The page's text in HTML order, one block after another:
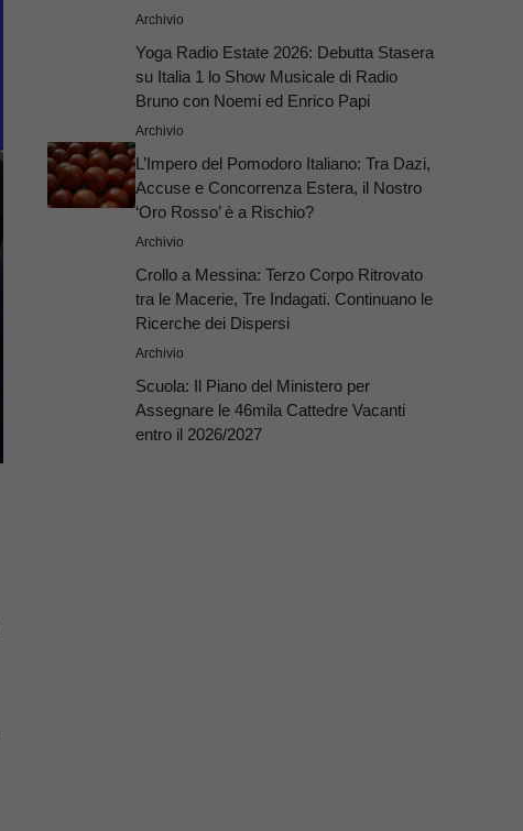
Archivio
Yoga Radio Estate 2026: Debutta Stasera
su Italia 1 lo Show Musicale di Radio
Bruno con Noemi ed Enrico Papi
Archivio
L’Impero del Pomodoro Italiano: Tra Dazi,
Accuse e Concorrenza Estera, il Nostro
‘Oro Rosso’ è a Rischio?
Archivio
Crollo a Messina: Terzo Corpo Ritrovato
tra le Macerie, Tre Indagati. Continuano le
Ricerche dei Dispersi
Archivio
Scuola: Il Piano del Ministero per
Assegnare le 46mila Cattedre Vacanti
entro il 2026/2027